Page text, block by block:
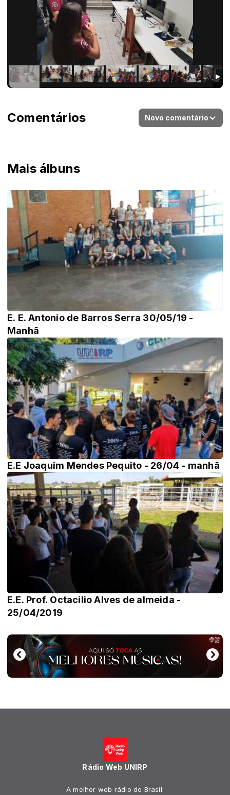
Mais álbuns
E. E. Antonio de Barros Serra 30/05/19 -
Manhã
E.E Joaquim Mendes Pequito - 26/04 - manhã
E.E. Prof. Octacilio Alves de almeida -
25/04/2019
Comentários Novo comentário
Rádio Web UNIRP
A melhor web rádio do Brasil.